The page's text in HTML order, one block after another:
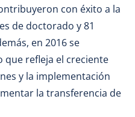
con éxito a la
de doctorado y 81
en 2016 se
refleja el creciente
y la implementación
la transferencia de